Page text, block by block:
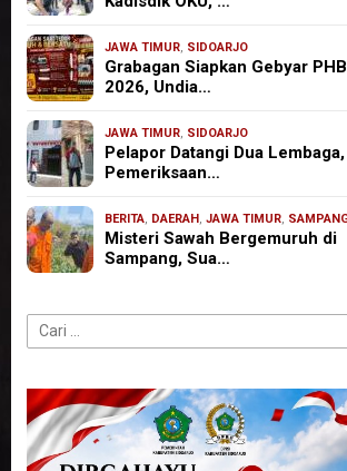
JAWA TIMUR, SIDOARJO
Grabagan Siapkan Gebyar
2026, Undia…
JAWA TIMUR, SIDOARJO
Pelapor Datangi Dua Lembaga,
Pemeriksaan…
BERITA, DAERAH,JAWA TIMUR,
Misteri Sawah Bergemuruh di
Sampang, Sua…
Cari
untuk: